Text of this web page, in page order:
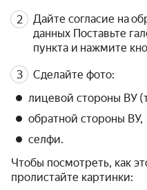
Дайте согласие на
данных Поставьте
пункта и нажмите
Сделайте фото:
лицевой стороны ВУ
обратной стороны ВУ,
селфи.
Чтобы посмотреть, как
пролистайте картинки: